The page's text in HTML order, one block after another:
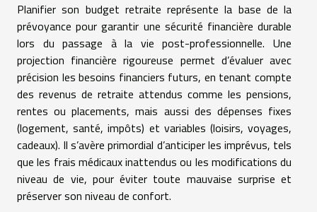
Planifier son budget retraite représente la base de la
prévoyance pour garantir une sécurité financière durable
lors du passage à la vie post-professionnelle. Une
projection financière rigoureuse permet d’évaluer avec
précision les besoins financiers futurs, en tenant compte
des revenus de retraite attendus comme les pensions,
rentes ou placements, mais aussi des dépenses fixes
(logement, santé, impôts) et variables (loisirs, voyages,
cadeaux). Il s’avère primordial d’anticiper les imprévus, tels
que les frais médicaux inattendus ou les modifications du
niveau de vie, pour éviter toute mauvaise surprise et
préserver son niveau de confort.